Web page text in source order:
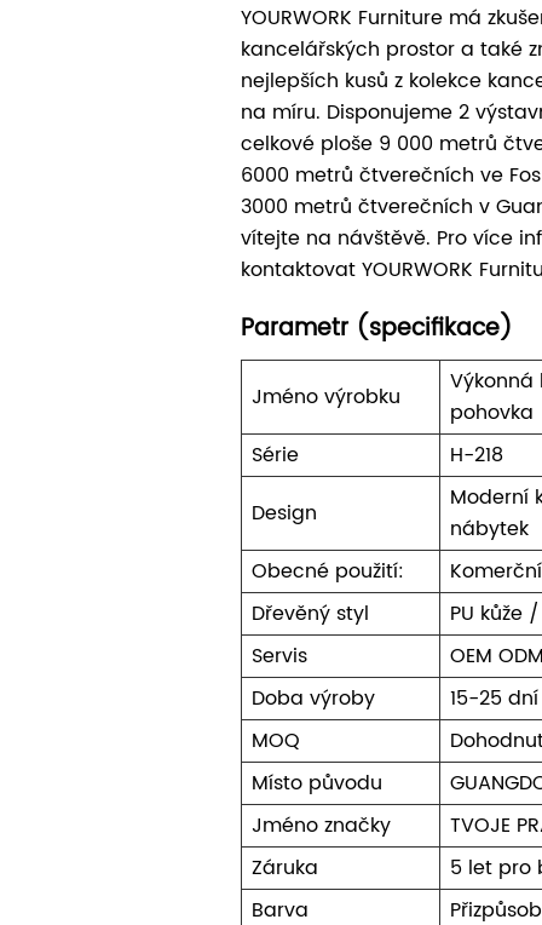
YOURWORK Furniture má
kancelářských prostor a také
nejlepších kusů z kolekce
na míru. Disponujeme 2
celkové ploše 9 000 metrů
6000 metrů čtverečních ve
3000 metrů čtverečních v
vítejte na návštěvě. Pro více
kontaktovat YOURWORK
Parametr (specifikace)
Jméno výrobku
pohovka
Série
H-218
Design
Moderní
nábytek
Obecné použití:
Dřevěný styl
PU kůže
Servis
OEM
Doba výroby
15-25 dní
MOQ
Místo původu
Jméno značky
TVOJE
Záruka
5 let pro
Barva